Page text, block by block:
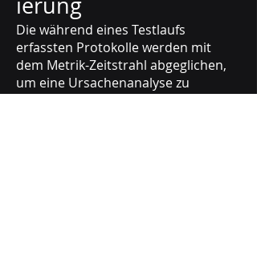
Die während eines Testlaufs
erfassten Protokolle werden mit
dem Metrik-Zeitstrahl abgeglichen,
um eine Ursachenanalyse zu